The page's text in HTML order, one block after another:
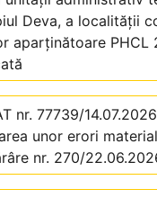
Deva, a localității
aparținătoare PHCL
nr. 77739/
unor erori
nr. 270/